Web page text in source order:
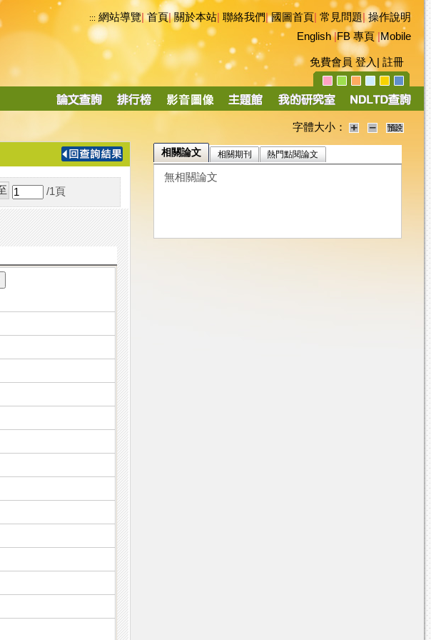
::: 網站導覽|首頁|關於本站 聯絡我們|國圖首頁 常見問題|操作說明
English|FB 專頁|Mobile
免費會員 登入 註冊
導
字體大小：
/1 頁
相關論文 相關期刊 熱門點閱論文
無相關論文